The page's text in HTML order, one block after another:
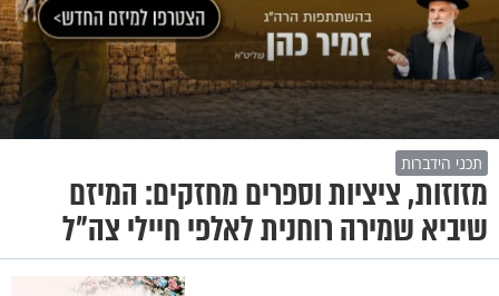
תכני הידברות
מזוזות, ציציות וספרים מחזקים: המיזם
שיביא שמירה רוחנית לאלפי חיילי צה"ל